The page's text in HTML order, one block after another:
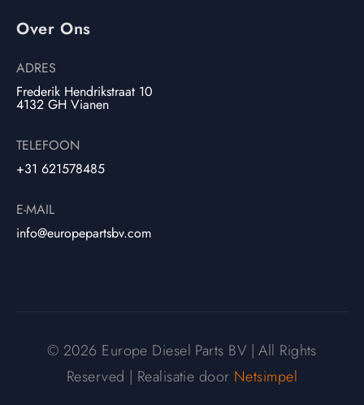
Over Ons
ADRES
Frederik Hendrikstraat 10
4132 GH Vianen
TELEFOON
+31 621578485
E-MAIL
info@europepartsbv.com
© 2026 Europe Diesel Parts BV | All Rights
Reserved | Realisatie door Netsimpel